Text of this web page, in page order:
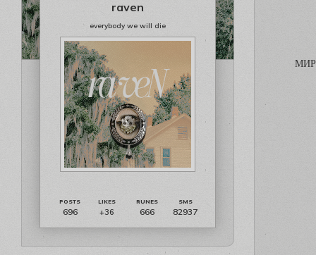
raven
everybody we will die
696 +36 666 82937
МИР